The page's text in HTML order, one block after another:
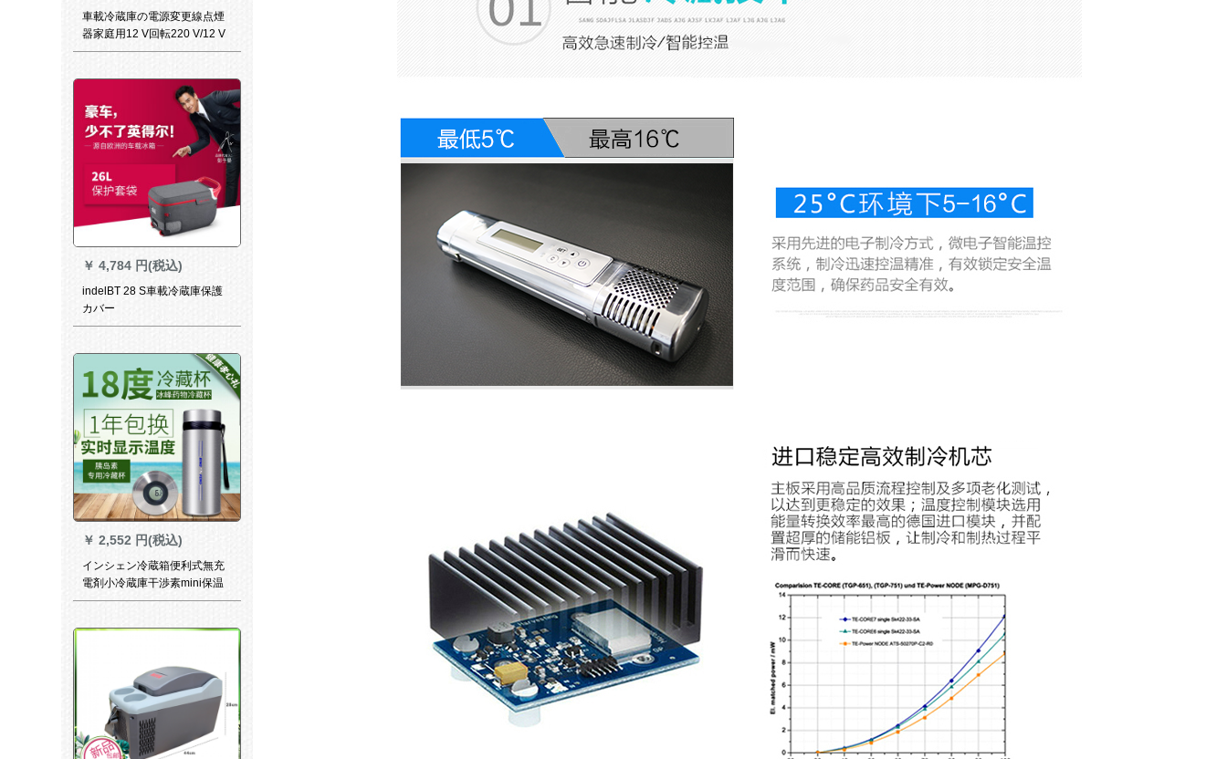
車載冷蔵庫の電源変更線点煙
器家庭用12 V回転220 V/12 V
バック24 Vトラック12 V車載
￥ 4,784 円(税込)
indelBT 28 S車載冷蔵庫保護
カバー
￥ 2,552 円(税込)
インシェン冷蔵箱便利式無充
電剤小冷蔵庫干渉素mini保温
恒温カプ氷袋5度杯(知能表示